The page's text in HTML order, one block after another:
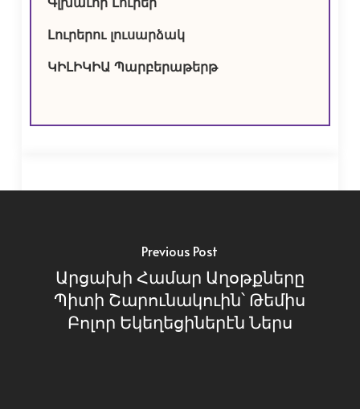
Գլխաւոր Լուրեր
Լուրերու լուսարձակ
ԿԻԼԻԿԻԱ Պարբերաթերթ
Previous Post
Արցախի Համար Աղօթքները
Պիտի Շարունակուին՝ Թեմիս
Բոլոր Եկեղեցիներէն Ներս